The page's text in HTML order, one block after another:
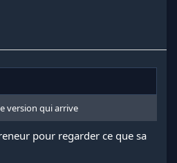
version qui arrive
pour regarder ce que sa